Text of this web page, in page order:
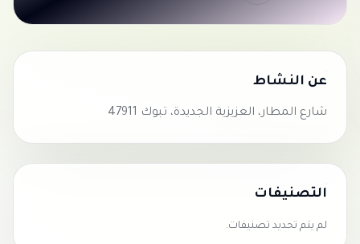
عن النشاط
شارع المطار، العزيزية الجديدة، تبوك 47911
التصنيفات
لم يتم تحديد تصنيفات.